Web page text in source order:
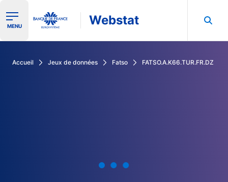
Ouvrir le menu de navigation
MENU Webstat
Accueil Jeux de données Fatso FATSO.A.K66.TUR.FR.DZ